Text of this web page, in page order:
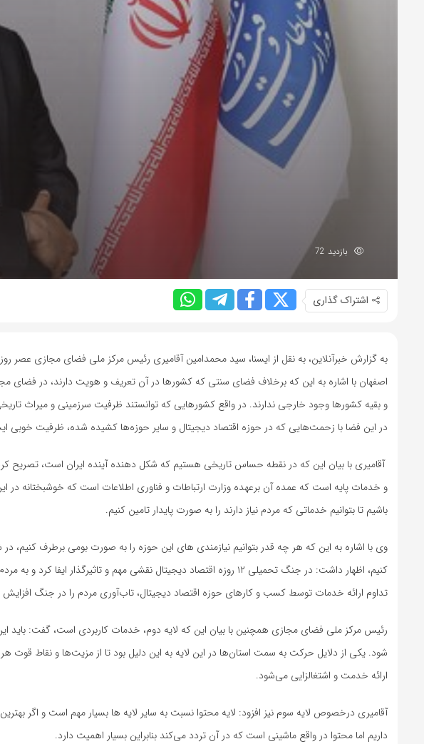
بازدید 72
اشتراک گذاری
اصفهان با اشاره به این که برخلاف فضای سنتی که کشورها در آن تعریف و هویت دارند، در فضای
و بقیه کشورها وجود خارجی ندارند. در واقع کشورهایی که توانستند ظرفیت سرزمینی و میراث
در این فضا با زحمت‌هایی که در حوزه اقتصاد دیجیتال و سایر حوزه‌ها کشیده شده، ظرفیت خوبی
و خدمات پایه است که عمده آن برعهده وزارت ارتباطات و فناوری اطلاعات است که خوشبختانه
باشیم تا بتوانیم خدماتی که مردم نیاز دارند را به صورت پایدار تامین کنیم.
وی با اشاره به این که هر چه قدر بتوانیم نیازمندی های این حوزه را به صورت بومی برطرف
کنیم، اظهار داشت: در جنگ تحمیلی ۱۲ روزه اقتصاد دیجیتال نقشی مهم و
تداوم ارائه خدمات توسط کسب و کارهای حوزه اقتصاد دیجیتال، تاب‌آوری مردم را در جنگ افزایش
رئیس مرکز ملی فضای مجازی همچنین با بیان این که لایه دوم، خدمات کاربردی است، گفت: باید
شود. یکی از دلایل حرکت به سمت استان‌ها در این لایه به این دلیل بود تا از مزیت‌ها و نقاط قوت هر
ارائه خدمت و اشتغالزایی می‌شود.
آقامیری درخصوص لایه سوم نیز افزود: لایه محتوا نسبت به سایر لایه ها بسیار مهم است و اگر
داریم اما محتوا در واقع ماشینی است که در آن تردد می‌کند بنابراین بسیار اهمیت دارد.